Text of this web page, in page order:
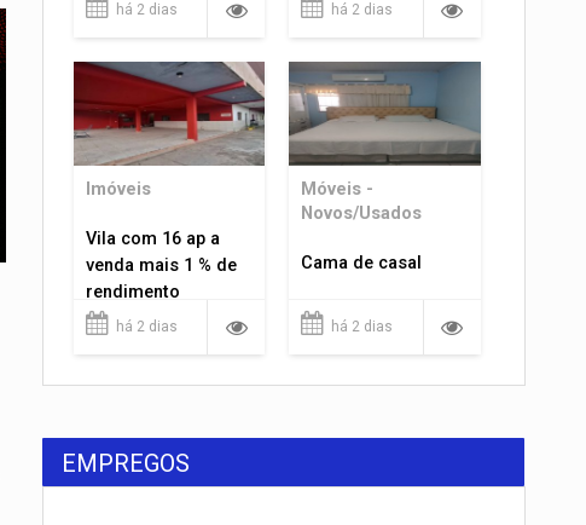
há 2 dias há 2 dias
Imóveis
Vila com 16 ap a
venda mais 1 % de
rendimento
há 2 dias
Móveis -
Novos/Usados
Cama de casal
há 2 dias
EMPREGOS